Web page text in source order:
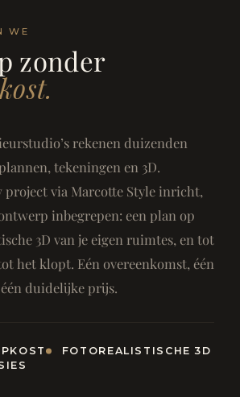
WE
zonder
rekenen duizenden
tekeningen en 3D.
project via Marcotte Style inricht,
inbegrepen: een plan op
3D van je eigen ruimtes, en tot
het klopt. Eén overeenkomst, één
duidelijke prijs.
FOTOREALISTISCHE 3D